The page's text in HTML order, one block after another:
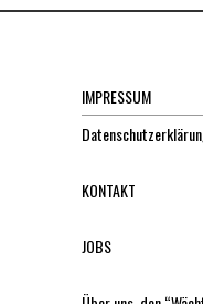
IMPRESSUM
KONTAKT
JOBS